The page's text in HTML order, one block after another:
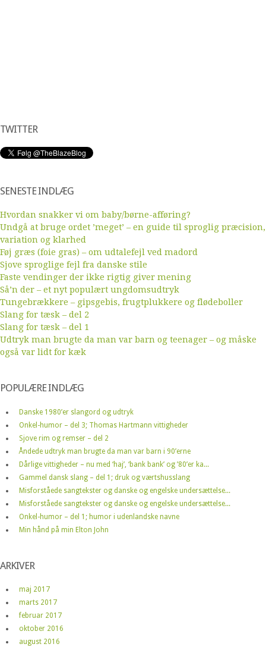
TWITTER
SENESTE INDLÆG
Hvordan snakker vi om baby/børne-afføring?
Undgå at bruge ordet ’meget’ – en guide til sproglig præcision,
variation og klarhed
Føj græs (foie gras) – om udtalefejl ved madord
Sjove sproglige fejl fra danske stile
Faste vendinger der ikke rigtig giver mening
Så’n der – et nyt populært ungdomsudtryk
Tungebrækkere – gipsgebis, frugtplukkere og flødeboller
Slang for tæsk – del 2
Slang for tæsk – del 1
Udtryk man brugte da man var barn og teenager – og måske
også var lidt for kæk
POPULÆRE INDLÆG
Danske 1980’er slangord og udtryk
Onkel-humor – del 3; Thomas Hartmann vittigheder
Sjove rim og remser – del 2
Åndede udtryk man brugte da man var barn i 90’erne
Dårlige vittigheder – nu med ‘haj’, ‘bank bank’ og ’80’er ka...
Gammel dansk slang – del 1; druk og værtshusslang
Misforståede sangtekster og danske og engelske undersættelse...
Misforståede sangtekster og danske og engelske undersættelse...
Onkel-humor – del 1; humor i udenlandske navne
Min hånd på min Elton John
ARKIVER
maj 2017
marts 2017
februar 2017
oktober 2016
august 2016